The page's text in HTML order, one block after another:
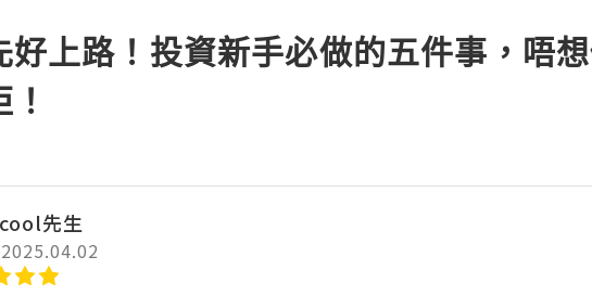
好上路！投資新手必做的五件事，唔想
先生